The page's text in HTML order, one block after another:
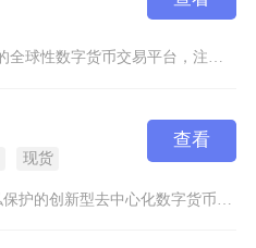
BW交易所是一家成立于2017年的全球性数字货币交易平台，注册地位于澳大利亚，总部设在中国
现货
查看